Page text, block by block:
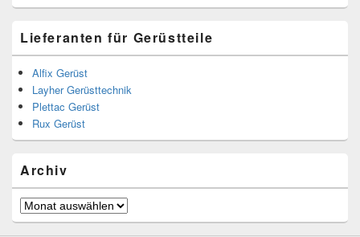
Lieferanten für Gerüstteile
Alfix Gerüst
Layher Gerüsttechnik
Plettac Gerüst
Rux Gerüst
Archiv
Archiv